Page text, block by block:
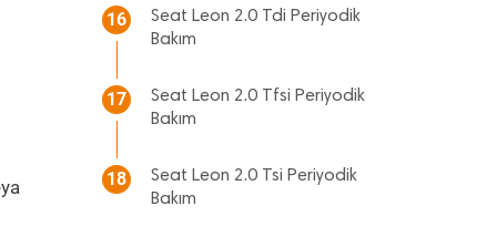
16
Seat Leon 2.0 Tdi Periyodik
Bakım
17
Seat Leon 2.0 Tfsi Periyodik
Bakım
18
Seat Leon 2.0 Tsi Periyodik
Bakım